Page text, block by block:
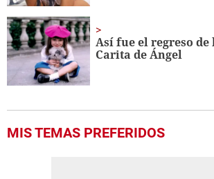
Así fue el regreso de
Carita de Ángel
MIS TEMAS PREFERIDOS